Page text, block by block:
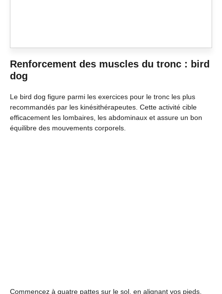
Renforcement des muscles du tronc : bird
dog
Le bird dog figure parmi les exercices pour le tronc les plus
recommandés par les kinésithérapeutes. Cette activité cible
efficacement les lombaires, les abdominaux et assure un bon
équilibre des mouvements corporels.
Commencez à quatre pattes sur le sol, en alignant vos pieds,